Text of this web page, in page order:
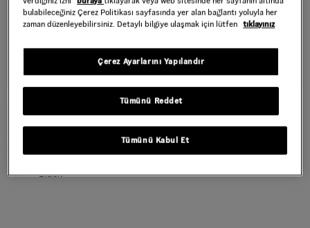
LUDLOW MESH UZUN KOLLU BLUZ
Style : VN000Q0VBLK1
1.999,00 TL
RENK : Black
bulabileceğiniz Çerez Politikası sayfasında yer alan bağlantı yoluyla her
zaman düzenleyebilirsiniz. Detaylı bilgiye ulaşmak için lütfen tıklayınız
Tümünü Reddet
Tümünü Kabul Et
Çerez Ayarlarını Yapılandır